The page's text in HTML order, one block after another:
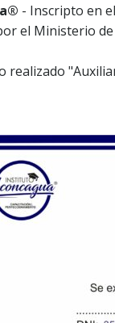
- Inscripto en
el Ministerio
realizado